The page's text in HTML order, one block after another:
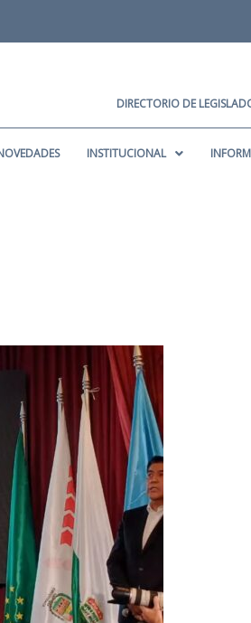
DIRECTORIO DE
INSTITUCIONAL